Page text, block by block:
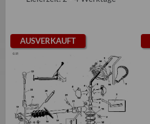
AUSVERKAUFT